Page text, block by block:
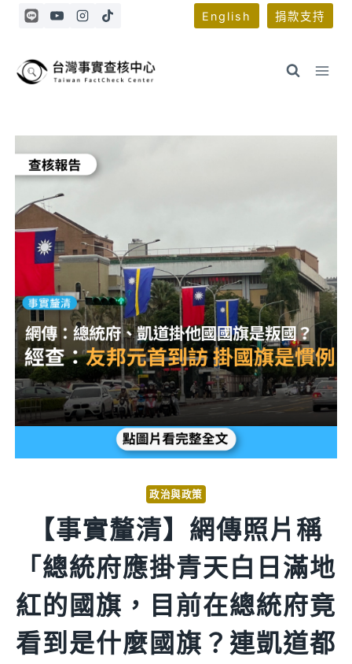
Skip
English 捐款支持
政治與政策
【事實釐清】網傳照片稱
「總統府應掛青天白日滿地
紅的國旗，目前在總統府竟
看到是什麼國旗？連凱道都